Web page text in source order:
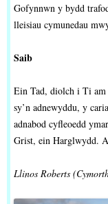
Gofynnwn y bydd
lleisiau cymunedau
Saib
Ein Tad, diolch i Ti am
sy’n adnewyddu, y
adnabod cyfleoedd
Grist, ein Harglwydd.
Llinos Roberts